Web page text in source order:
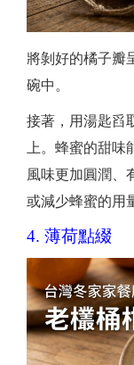
將剝好的橘子瓣
碗中。
接著，用湯匙舀
上。蜂蜜的甜
風味更加圓潤、
或減少蜂蜜的用
4. 薄荷點綴